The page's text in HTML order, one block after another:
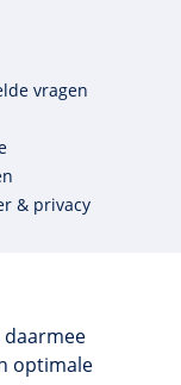
daarmee
optimale
vragen
& privacy
huis